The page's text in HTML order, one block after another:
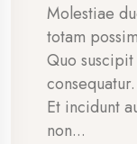
Molestiae
totam
Quo
Et incidunt
non...